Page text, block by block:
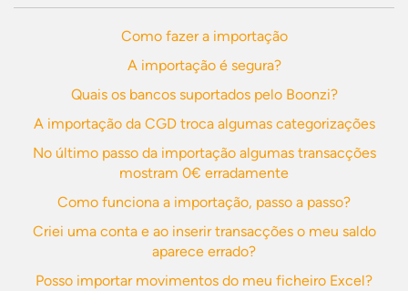
Como fazer a importação
A importação é segura?
Quais os bancos suportados pelo Boonzi?
A importação da CGD troca algumas categorizações
No último passo da importação algumas transacções
mostram 0€ erradamente
Como funciona a importação, passo a passo?
Criei uma conta e ao inserir transacções o meu saldo
aparece errado?
Posso importar movimentos do meu ficheiro Excel?